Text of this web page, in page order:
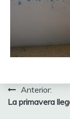
de
Anterior:
La primavera